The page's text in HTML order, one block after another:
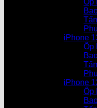
Ốp
iPhone
Ốp
iPhone
Ốp